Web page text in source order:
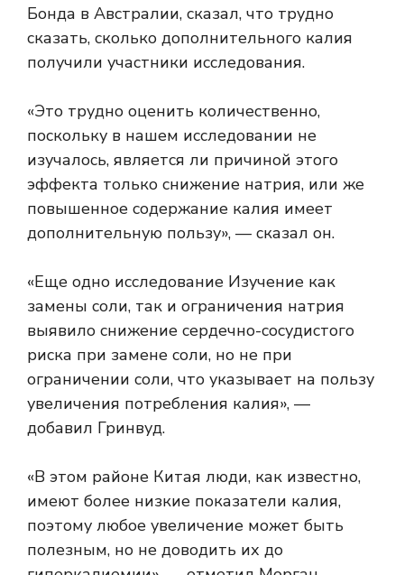
Бонда в Австралии, сказал, что трудно
сказать, сколько дополнительного калия
получили участники исследования.
«Это трудно оценить количественно,
поскольку в нашем исследовании не
изучалось, является ли причиной этого
эффекта только снижение натрия, или же
повышенное содержание калия имеет
дополнительную пользу», — сказал он.
«Еще одно исследование Изучение как
замены соли, так и ограничения натрия
выявило снижение сердечно-сосудистого
риска при замене соли, но не при
ограничении соли, что указывает на пользу
увеличения потребления калия», —
добавил Гринвуд.
«В этом районе Китая люди, как известно,
имеют более низкие показатели калия,
поэтому любое увеличение может быть
полезным, но не доводить их до